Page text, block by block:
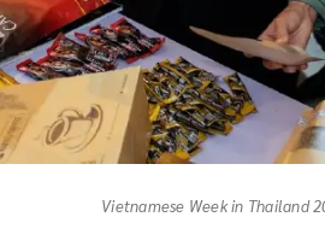
Vietnamese Week in Thailand